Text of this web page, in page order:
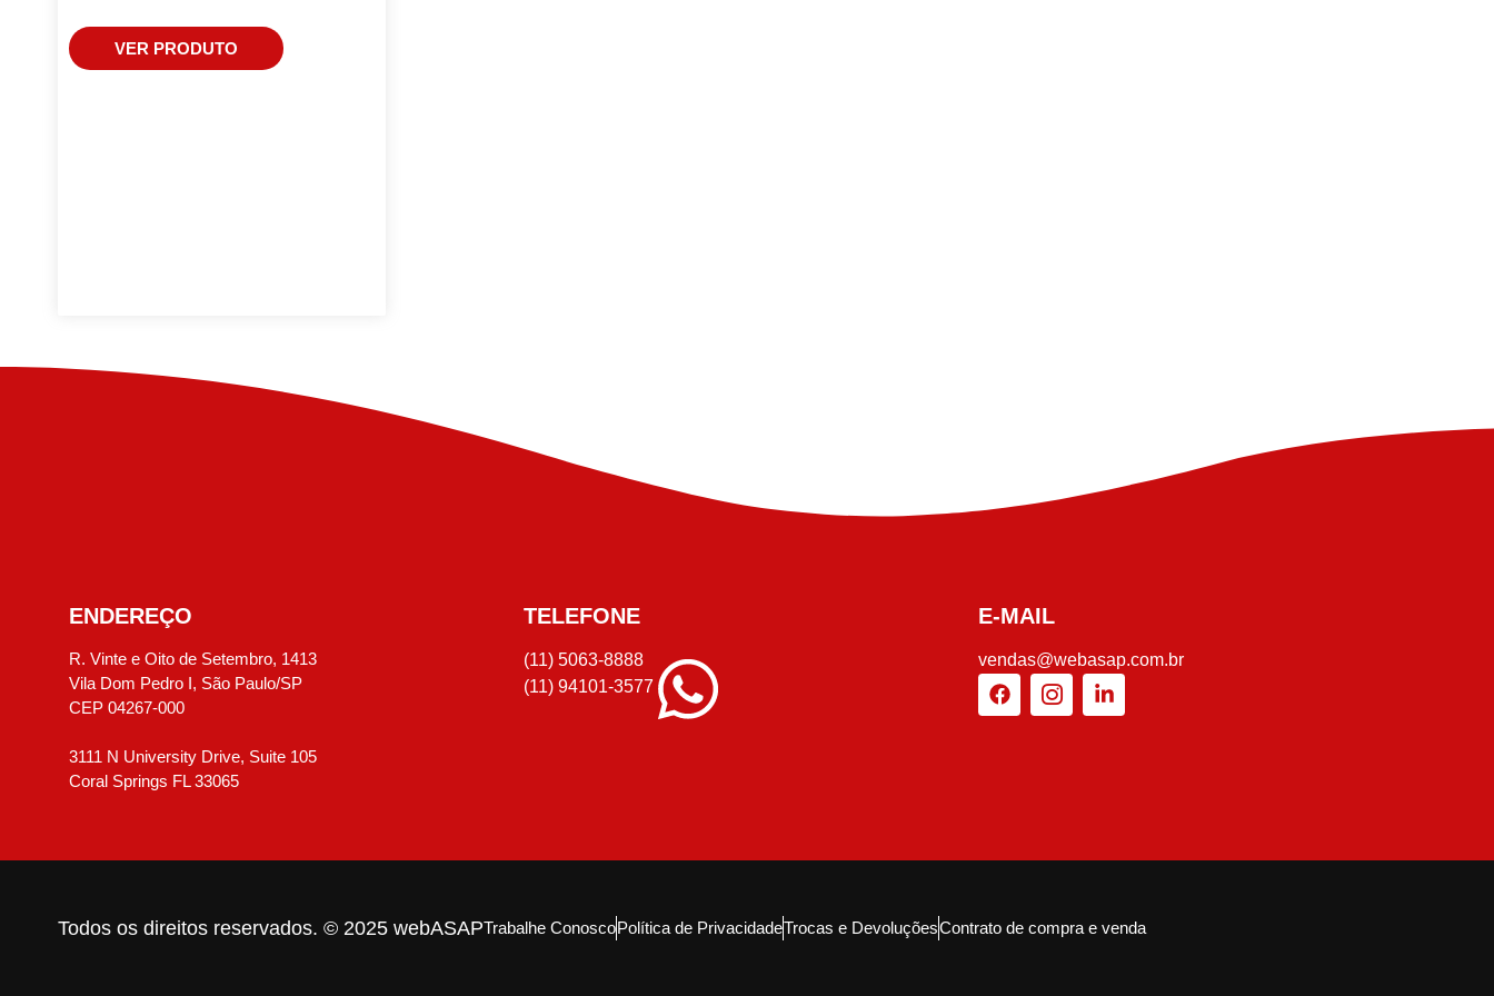
VER PRODUTO
ENDEREÇO
R. Vinte e Oito de Setembro, 1413
Vila Dom Pedro I, São Paulo/SP
CEP 04267-000
3111 N University Drive, Suite 105
Coral Springs FL 33065
TELEFONE
(11) 5063-8888
(11) 94101-3577
E-MAIL
vendas@webasap.com.br
Todos os direitos reservados. © 2025 webASAPTrabalhe ConoscoPolítica de PrivacidadeTrocas e DevoluçõesContrato de compra e venda